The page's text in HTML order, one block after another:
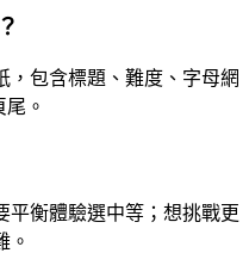
，包含標題、難度、字母網
。
平衡體驗選中等；想挑戰更
。